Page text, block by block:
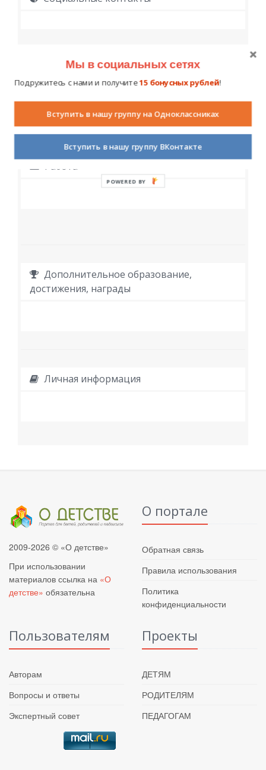
Работа
Дополнительное образование,
достижения, награды
Личная информация
2009-2026 © «О детстве»
При использовании
материалов ссылка на «О
детстве» обязательна
О портале
Обратная связь
Правила использования
Политика
конфиденциальности
Пользователям
Авторам
Вопросы и ответы
Экспертный совет
Проекты
ДЕТЯМ
РОДИТЕЛЯМ
ПЕДАГОГАМ
Мы в социальных сетях
Подружитесь с нами и получите15 бонусных рублей!
Вступить в нашу группу на Одноклассниках
Вступить в нашу группу ВКонтакте
POWERED BY